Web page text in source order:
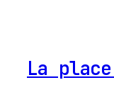
La